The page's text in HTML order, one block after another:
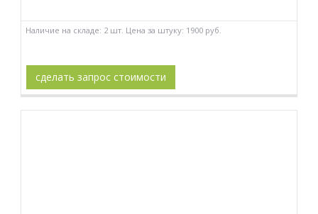
Наличие на складе: 2 шт. Цена за штуку: 1900 руб.
сделать запрос стоимости